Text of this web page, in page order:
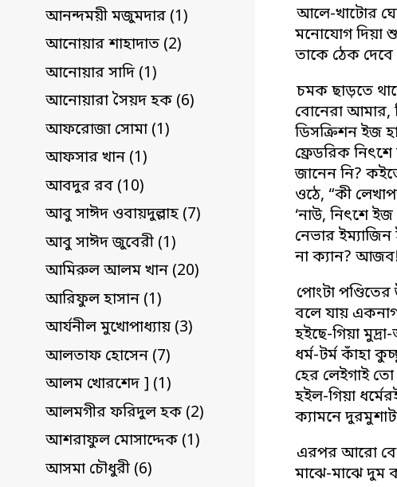
আনন্দময়ী মজুমদার (1)
আনোয়ার শাহাদাত (2)
আনোয়ার সাদি (1)
আনোয়ারা সৈয়দ হক (6)
আফরোজা সোমা (1)
আফসার খান (1)
আবদুর রব (10)
আবু সাঈদ ওবায়দুল্লাহ (7)
আবু সাঈদ জুবেরী (1)
আমিরুল আলম খান (20)
আরিফুল হাসান (1)
আর্যনীল মুখোপাধ্যায় (3)
আলতাফ হোসেন (7)
আলম খোরশেদ ] (1)
আলমগীর ফরিদুল হক (2)
আশরাফুল মোসাদ্দেক (1)
আসমা চৌধুরী (6)
আলে-খাটোর
মনোযোগ দিয়া
তাকে ঠেক
চমক ছাড়তে
বোনেরা আমার,
ডিসক্রিশন ইজ
ফ্রেডরিক
জানেন নি?
ওঠে, “কী
‘নাউ, নিৎশে
নেভার
না ক্যান?
পোংটা
বলে যায়
হইছে-গিয়া
ধর্ম-টর্ম কাঁহা
হের লেইগাই
হইল-গিয়া
ক্যামনে
এরপর আরো বেশ
মাঝে-মাঝে দুম